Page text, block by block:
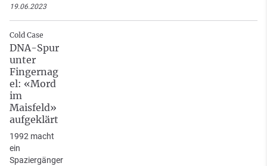
19.06.2023
Cold Case
DNA-Spur
unter
Fingernag
el: «Mord
im
Maisfeld»
aufgeklärt
1992 macht
ein
Spaziergänger